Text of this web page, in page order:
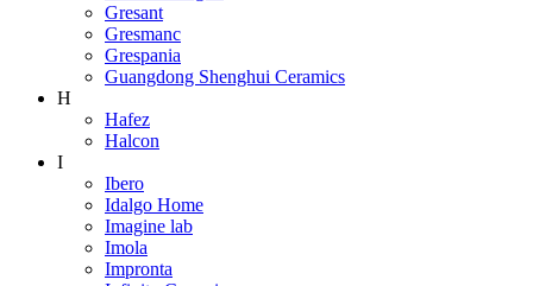
Gresant
Gresmanc
Grespania
Guangdong Shenghui Ceramics
H
Hafez
Halcon
I
Ibero
Idalgo Home
Imagine lab
Imola
Impronta